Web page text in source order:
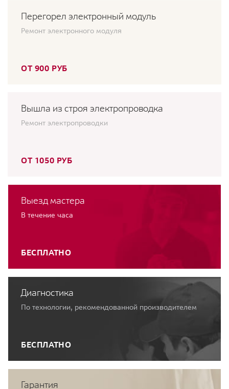
Перегорел электронный модуль
Ремонт электронного модуля
ОТ 900 РУБ
Вышла из строя электропроводка
Ремонт электропроводки
ОТ 1050 РУБ
Выезд мастера
В течение часа
БЕСПЛАТНО
Диагностика
По технологии, рекомендованной производителем
БЕСПЛАТНО
Гарантия